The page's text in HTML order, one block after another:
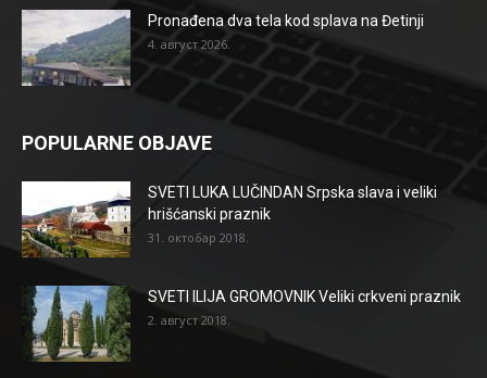
Pronađena dva tela kod splava na Đetinji
4. август 2026.
POPULARNE OBJAVE
SVETI LUKA LUČINDAN Srpska slava i veliki
hrišćanski praznik
31. октобар 2018.
SVETI ILIJA GROMOVNIK Veliki crkveni praznik
2. август 2018.